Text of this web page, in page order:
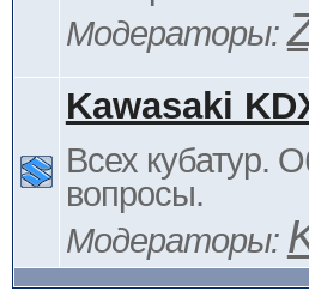
Модераторы:
Kawasaki
Всех кубатур.
вопросы.
Модераторы: